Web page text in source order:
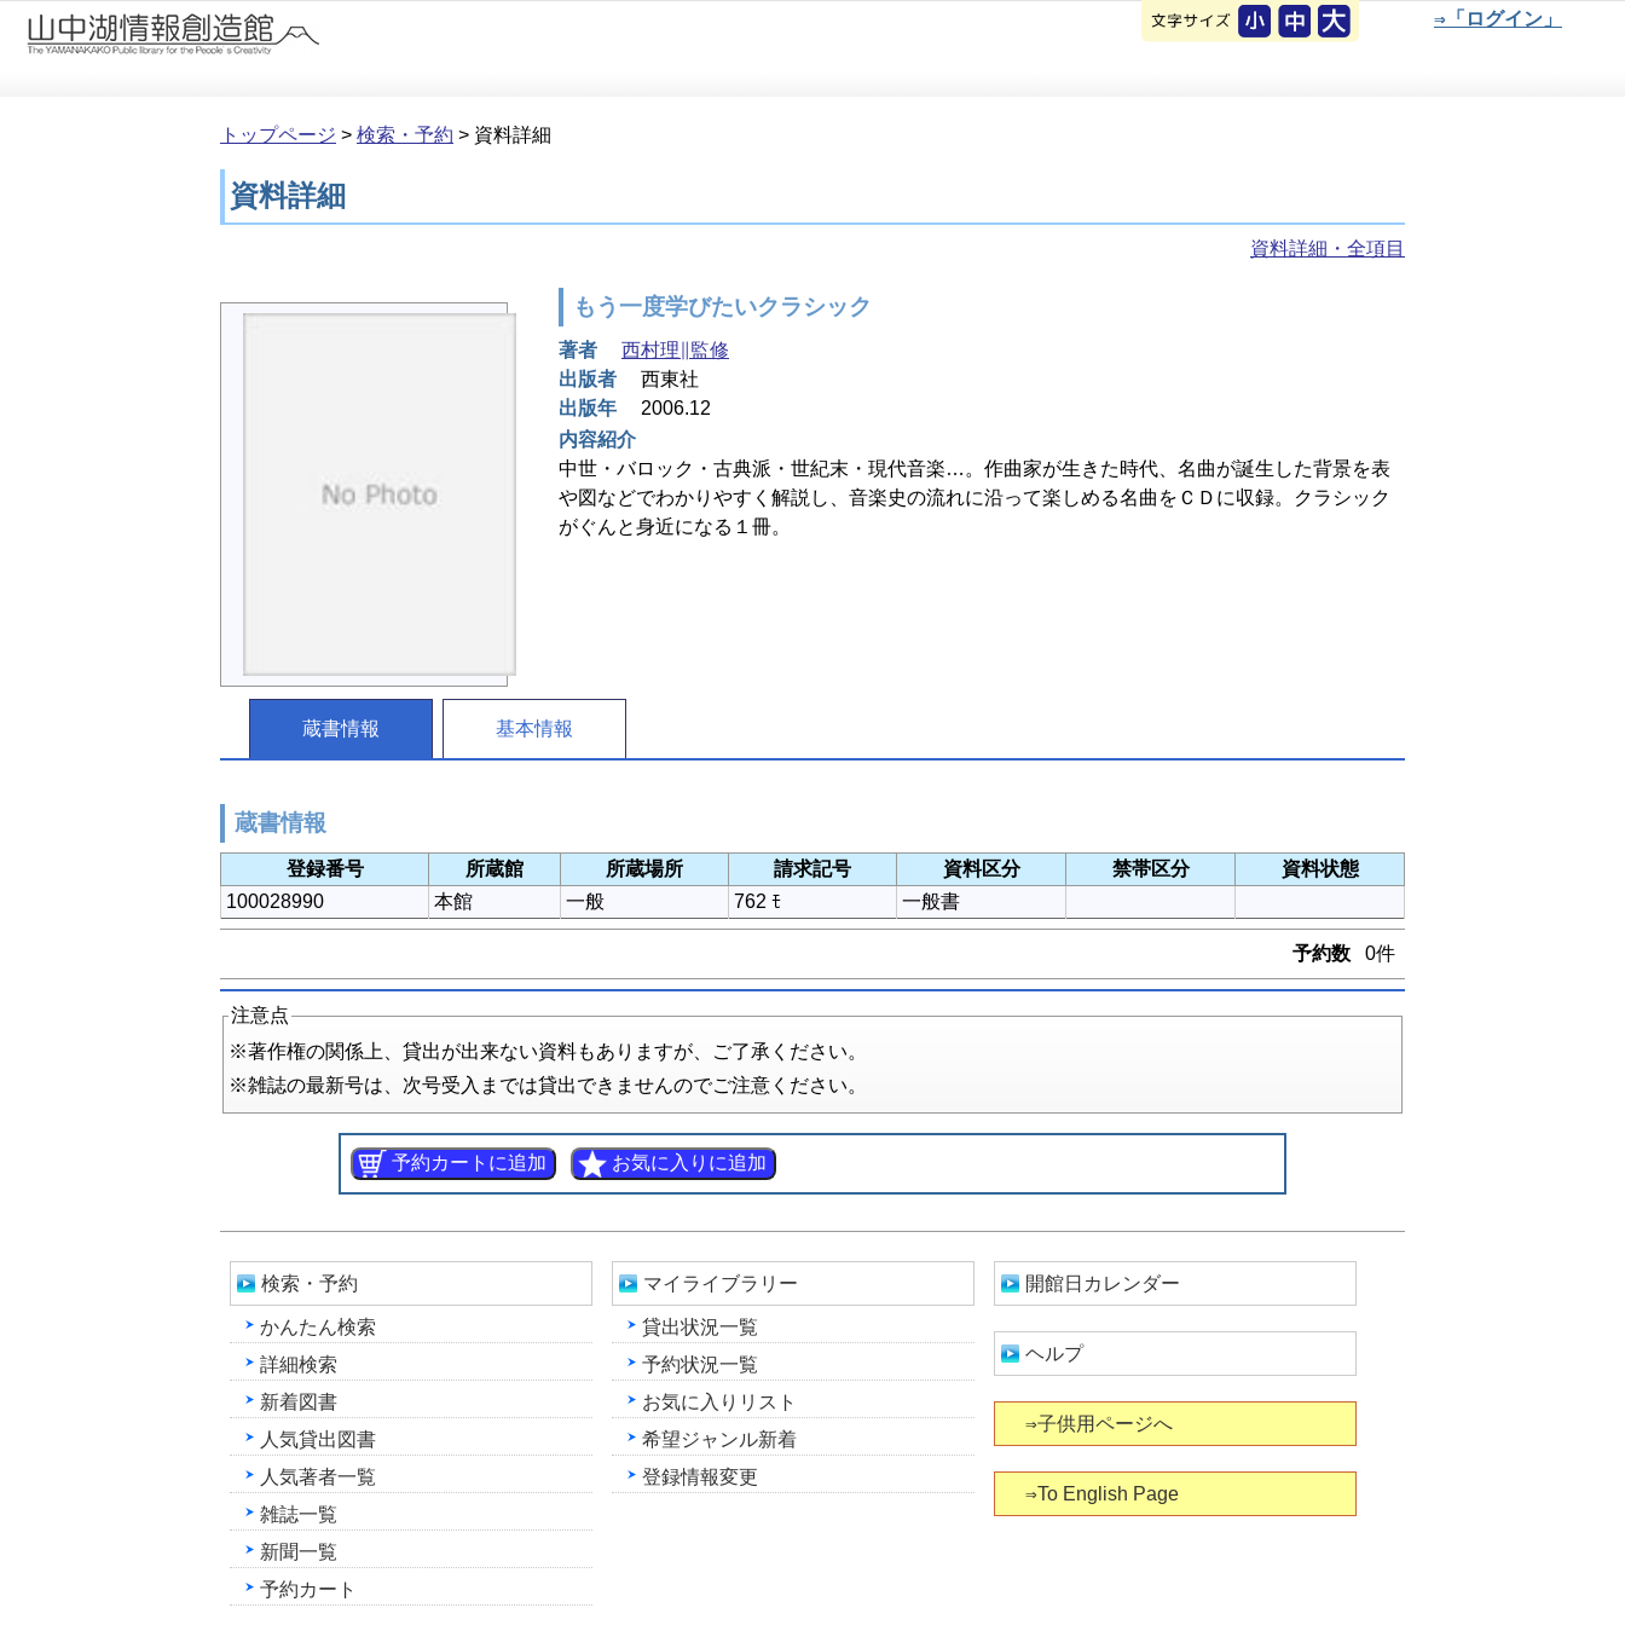
本文へ移動 ⇒「ログイン」
トップページ > 検索・予約 > 資料詳細
資料詳細
資料詳細・全項目
もう一度学びたいクラシック
著者
西村理∥監修
出版者
西東社
出版年
2006.12
内容紹介
中世・バロック・古典派・世紀末・現代音楽…。作曲家が生きた時代、名曲が誕生した背景を表
や図などでわかりやすく解説し、音楽史の流れに沿って楽しめる名曲をＣＤに収録。クラシック
がぐんと身近になる１冊。
蔵書情報 基本情報
蔵書情報
登録番号 所蔵館 所蔵場所 請求記号 資料区分 禁帯区分
資料状態
100028990
本館 一般 762 ﾓ 一般書
予約数 0件
注意点
※著作権の関係上、貸出が出来ない資料もありますが、ご了承ください。
※雑誌の最新号は、次号受入までは貸出できませんのでご注意ください。
検索・予約
かんたん検索
詳細検索
新着図書
人気貸出図書
人気著者一覧
雑誌一覧
新聞一覧
予約カート
マイライブラリー
貸出状況一覧
予約状況一覧
お気に入りリスト
希望ジャンル新着
登録情報変更
開館日カレンダー
ヘルプ
⇒子供用ページへ
⇒To English Page